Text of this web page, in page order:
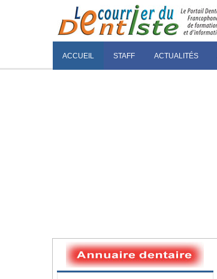
ACCUEIL STAFF ACTUALITÉS